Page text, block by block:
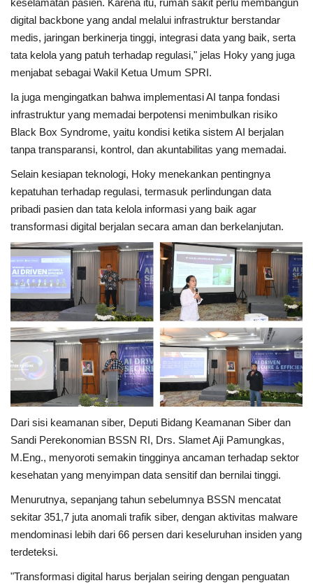
keselamatan pasien. Karena itu, rumah sakit perlu membangun
digital backbone yang andal melalui infrastruktur berstandar
medis, jaringan berkinerja tinggi, integrasi data yang baik, serta
tata kelola yang patuh terhadap regulasi," jelas Hoky yang juga
menjabat sebagai Wakil Ketua Umum SPRI.
Ia juga mengingatkan bahwa implementasi AI tanpa fondasi
infrastruktur yang memadai berpotensi menimbulkan risiko
Black Box Syndrome, yaitu kondisi ketika sistem AI berjalan
tanpa transparansi, kontrol, dan akuntabilitas yang memadai.
Selain kesiapan teknologi, Hoky menekankan pentingnya
kepatuhan terhadap regulasi, termasuk perlindungan data
pribadi pasien dan tata kelola informasi yang baik agar
transformasi digital berjalan secara aman dan berkelanjutan.
Dari sisi keamanan siber, Deputi Bidang Keamanan Siber dan
Sandi Perekonomian BSSN RI, Drs. Slamet Aji Pamungkas,
M.Eng., menyoroti semakin tingginya ancaman terhadap sektor
kesehatan yang menyimpan data sensitif dan bernilai tinggi.
Menurutnya, sepanjang tahun sebelumnya BSSN mencatat
sekitar 351,7 juta anomali trafik siber, dengan aktivitas malware
mendominasi lebih dari 66 persen dari keseluruhan insiden yang
terdeteksi.
"Transformasi digital harus berjalan seiring dengan penguatan